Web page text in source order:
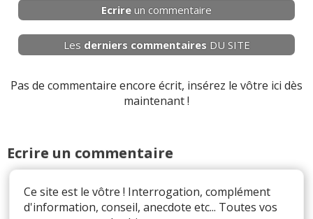
Ecrire un commentaire
Les derniers commentaires DU SITE
Pas de commentaire encore écrit, insérez le vôtre ici dès
maintenant !
Ecrire un commentaire
Ce site est le vôtre ! Interrogation, complément
d'information, conseil, anecdote etc... Toutes vos